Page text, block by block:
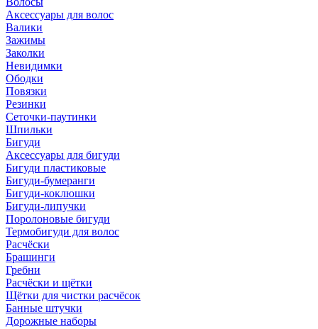
Аксессуары для волос
Валики
Зажимы
Заколки
Невидимки
Ободки
Повязки
Резинки
Сеточки-паутинки
Шпильки
Бигуди
Аксессуары для бигуди
Бигуди пластиковые
Бигуди-бумеранги
Бигуди-коклюшки
Бигуди-липучки
Поролоновые бигуди
Термобигуди для волос
Расчёски
Брашинги
Гребни
Расчёски и щётки
Щётки для чистки расчёсок
Банные штучки
Дорожные наборы